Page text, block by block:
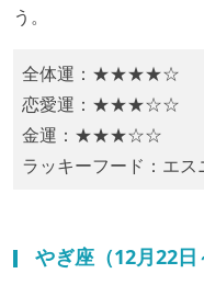
う。​
全体運：★★★★☆
恋愛運：★★★☆☆
金運：★★★☆☆
ラッキーフード：​エス
やぎ座（12月22日